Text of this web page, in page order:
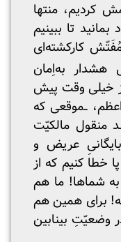
کردیم، منتها
تا ببینیم
کارکشته‌ای
به‌اِمان
خیلی وقت پیش‌
ـ‌ـ‌‌‌موقعی که
منقول مالکیّت‌
عریض و
خطا کنیم که از
شماها! ما هم
برای همین هم
وضعیّتِ بینابین